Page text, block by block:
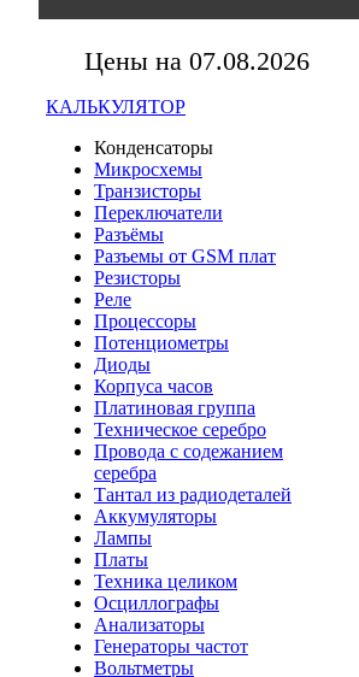
Цены на 07.08.2026
КАЛЬКУЛЯТОР
Конденсаторы
Микросхемы
Транзисторы
Переключатели
Разъёмы
Разъемы от GSM плат
Резисторы
Реле
Процессоры
Потенциометры
Диоды
Корпуса часов
Платиновая группа
Техническое серебро
Провода с содежанием
серебра
Тантал из радиодеталей
Аккумуляторы
Лампы
Платы
Техника целиком
Осциллографы
Анализаторы
Генераторы частот
Вольтметры